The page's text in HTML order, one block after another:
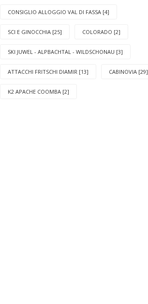
CONSIGLIO ALLOGGIO VAL DI FASSA [4]
SCI E GINOCCHIA [25] COLORADO [2]
SKI JUWEL - ALPBACHTAL - WILDSCHONAU [3]
ATTACCHI FRITSCHI DIAMIR [13] CABINOVIA [29]
K2 APACHE COOMBA [2]